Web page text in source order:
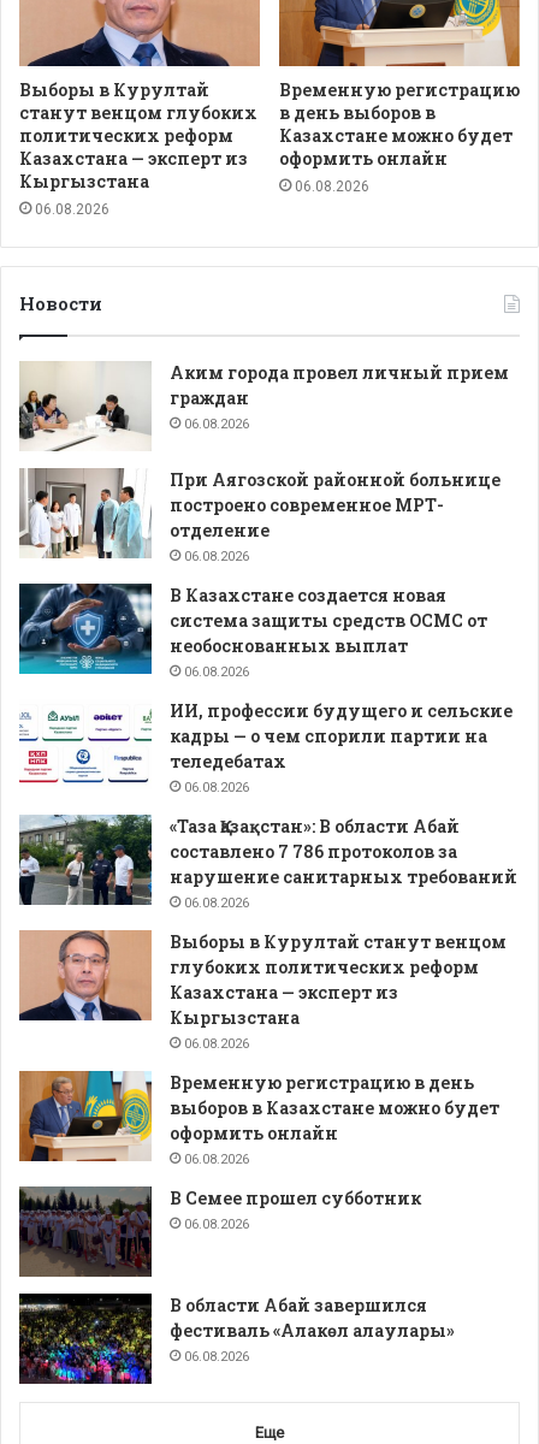
Выборы в Курултай
станут венцом глубоких
политических реформ
Казахстана — эксперт из
Кыргызстана
06.08.2026
Временную регистрацию
в день выборов в
Казахстане можно будет
оформить онлайн
06.08.2026
Новости
Аким города провел личный прием
граждан
06.08.2026
При Аягозской районной больнице
построено современное МРТ-
отделение
06.08.2026
В Казахстане создается новая
система защиты средств ОСМС от
необоснованных выплат
06.08.2026
ИИ, профессии будущего и сельские
кадры — о чем спорили партии на
теледебатах
06.08.2026
«Таза Қазақстан»: В области Абай
составлено 7 786 протоколов за
нарушение санитарных требований
06.08.2026
Выборы в Курултай станут венцом
глубоких политических реформ
Казахстана — эксперт из
Кыргызстана
06.08.2026
Временную регистрацию в день
выборов в Казахстане можно будет
оформить онлайн
06.08.2026
В Семее прошел субботник
06.08.2026
В области Абай завершился
фестиваль «Алакөл алаулары»
06.08.2026
Еще